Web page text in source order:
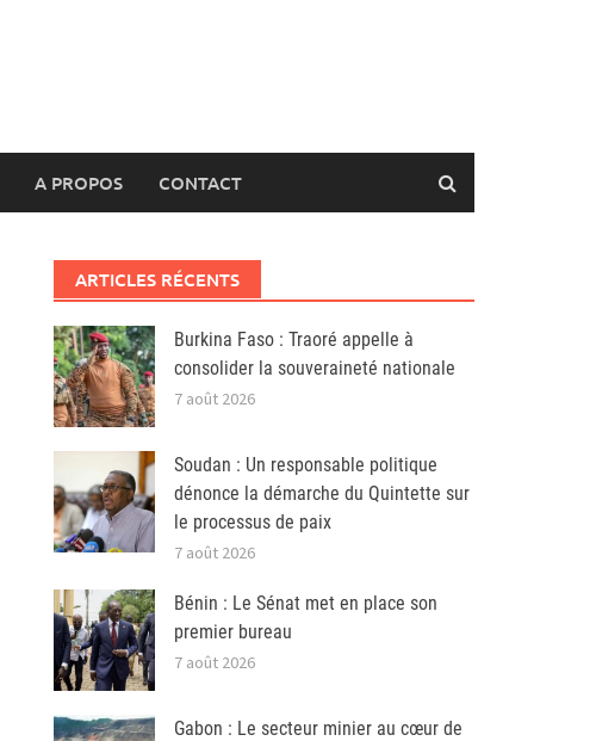
A PROPOS CONTACT
ARTICLES RÉCENTS
Burkina Faso : Traoré appelle à
consolider la souveraineté nationale
7 août 2026
Soudan : Un responsable politique
dénonce la démarche du Quintette sur
le processus de paix
7 août 2026
Bénin : Le Sénat met en place son
premier bureau
7 août 2026
Gabon : Le secteur minier au cœur de